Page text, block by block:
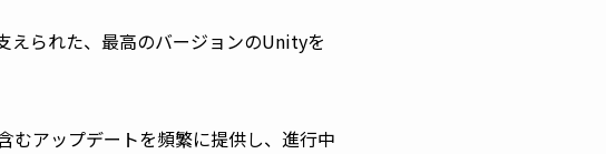
えられた、最高のバージョンのUnityを
むアップデートを頻繁に提供し、進行中